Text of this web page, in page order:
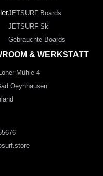
JETSURF Boards
JETSURF Ski
Gebrauchte Boards
& WERKSTATT
Mühle 4
Oeynhausen